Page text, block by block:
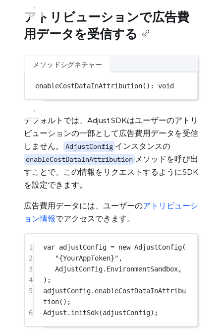
アトリビューションで広告費
用データを受信する
メソッドシグネチャー
enableCostDataInAttribution(): void
デフォルトでは、Adjust SDKはユーザーのアトリ
ビューションの一部として広告費用データを受信
しません。
AdjustConfig インスタンスの
enableCostDataInAttribution メソッドを呼び出
すことで、この情報をリクエストするようにSDK
を設定できます。
広告費用データには、ユーザーのアトリビューシ
ョン情報でアクセスできます。
1 var adjustConfig = new AdjustConfig(
2
"{YourAppToken}" ,
3
AdjustConfig.EnvironmentSandbox,
4
);
5
adjustConfig. enableCostDataInAttribu
tion();
6
Adjust. initSdk(adjustConfig);